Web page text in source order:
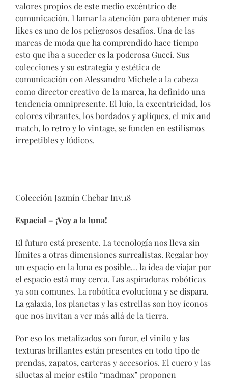
valores propios de este medio excéntrico de
comunicación. Llamar la atención para obtener más
likes es uno de los peligrosos desafíos. Una de las
marcas de moda que ha comprendido hace tiempo
esto que iba a suceder es la poderosa Gucci. Sus
colecciones y su estrategia y estética de
comunicación con Alessandro Michele a la cabeza
como director creativo de la marca, ha definido una
tendencia omnipresente. El lujo, la excentricidad, los
colores vibrantes, los bordados y apliques, el mix and
match, lo retro y lo vintage, se funden en estilismos
irrepetibles y lúdicos.
Colección Jazmín Chebar Inv.18
Espacial – ¡Voy a la luna!
El futuro está presente. La tecnología nos lleva sin
límites a otras dimensiones surrealistas. Regalar hoy
un espacio en la luna es posible… la idea de viajar por
el espacio está muy cerca. Las aspiradoras robóticas
ya son comunes. La robótica evoluciona y se dispara.
La galaxia, los planetas y las estrellas son hoy íconos
que nos invitan a ver más allá de la tierra.
Por eso los metalizados son furor, el vinilo y las
texturas brillantes están presentes en todo tipo de
prendas, zapatos, carteras y accesorios. El cuero y las
siluetas al mejor estilo “madmax” proponen